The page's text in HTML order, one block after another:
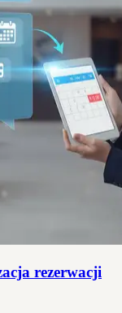
rezerwacji